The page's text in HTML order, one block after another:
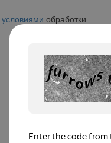
условиями обработки